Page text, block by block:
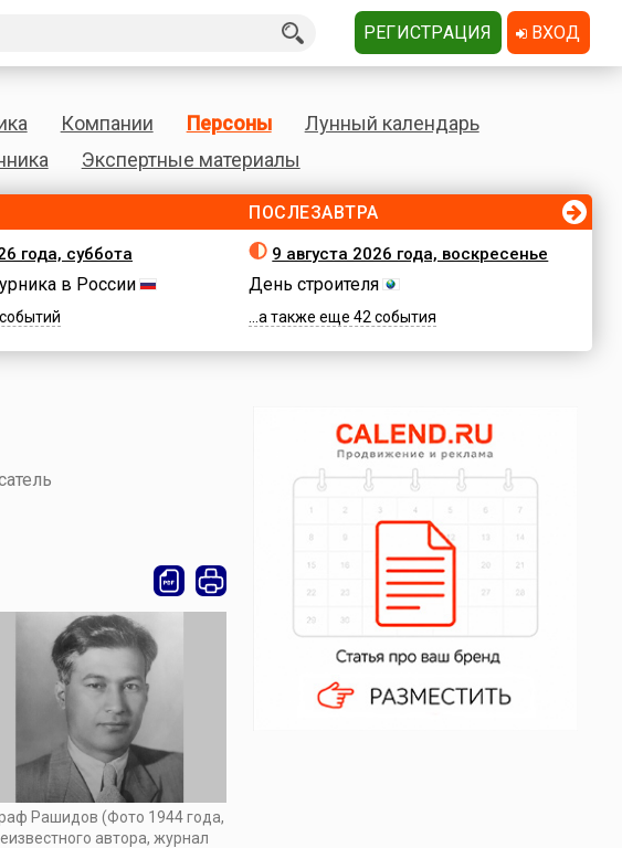
Компании Персоны
Лунный календарь
Экспертные материалы
года, суббота
в России
ПОСЛЕЗАВТРА
9 августа 2026 года, воскресенье
День строителя
...а также еще 42 события
Рашидов (Фото 1944 года,
автора, журнал
РЕГИСТРАЦИЯ ВХОД